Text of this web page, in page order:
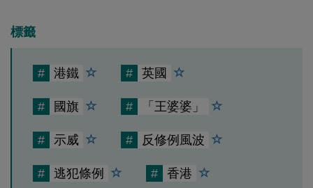
標籤
# 港鐵 # 英國
# 國旗 # 「王婆婆」
# 示威 # 反修例風波
# 逃犯條例 # 香港